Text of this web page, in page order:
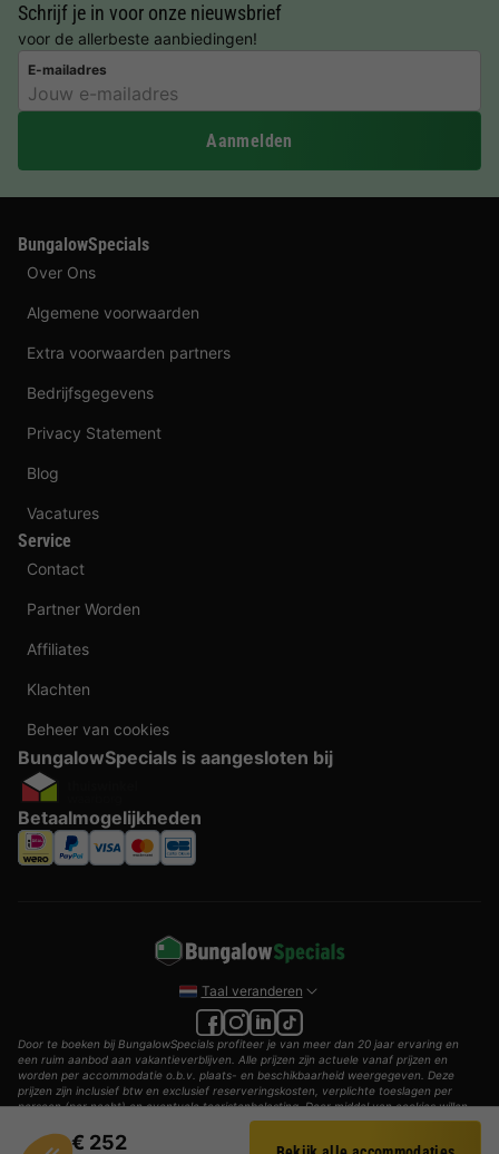
€ 252
Schrijf je in voor onze nieuwsbrief
voor de allerbeste aanbiedingen!
E-mailadres
Aanmelden
BungalowSpecials
Over Ons
Algemene voorwaarden
Extra voorwaarden partners
Bedrijfsgegevens
Privacy Statement
Blog
Vacatures
Service
Contact
Partner Worden
Affiliates
Klachten
Beheer van cookies
BungalowSpecials is aangesloten bij
Betaalmogelijkheden
Taal veranderen
Door te boeken bij BungalowSpecials profiteer je van meer dan 20 jaar ervaring en
een ruim aanbod aan vakantieverblijven. Alle prijzen zijn actuele vanaf prijzen en
worden per accommodatie o.b.v. plaats- en beschikbaarheid weergegeven. Deze
prijzen zijn inclusief btw en exclusief reserveringskosten, verplichte toeslagen per
persoon (per nacht) en eventuele toeristenbelasting. Door middel van cookies willen